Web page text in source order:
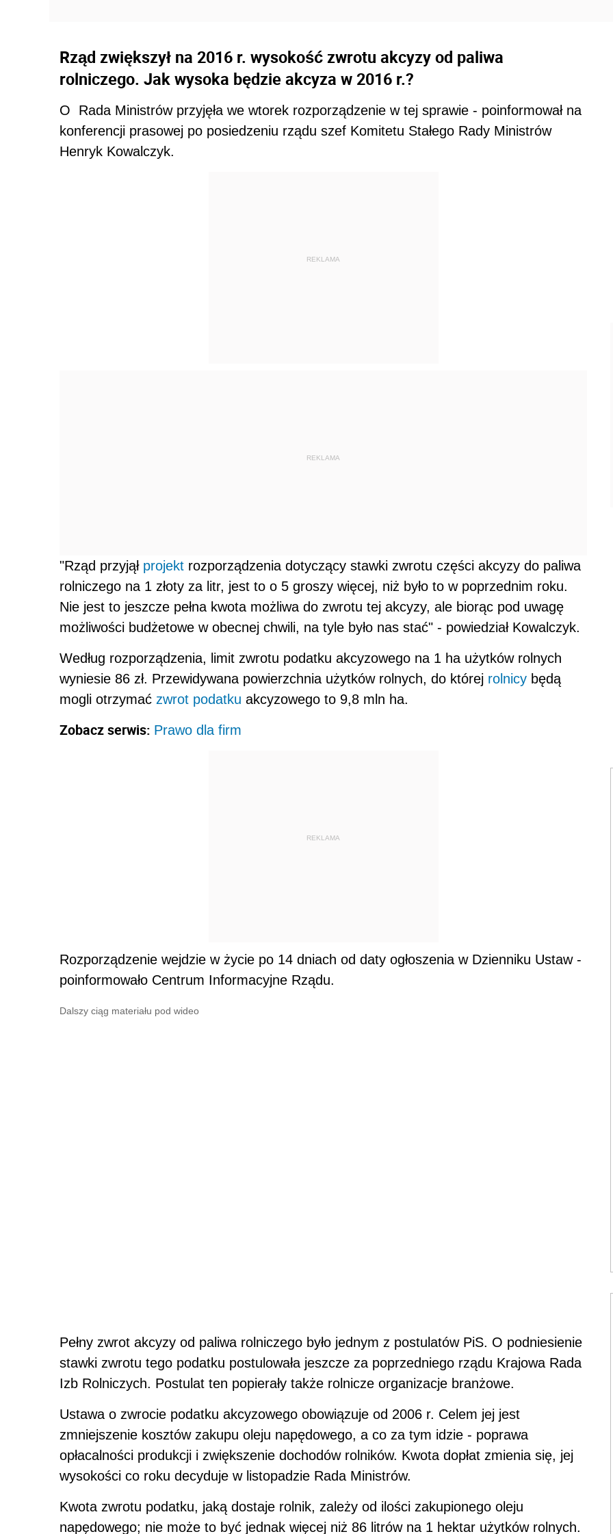
Rząd zwiększył na 2016 r. wysokość zwrotu akcyzy od paliwa
rolniczego. Jak wysoka będzie akcyza w 2016 r.?
O Rada Ministrów przyjęła we wtorek rozporządzenie w tej sprawie - poinformował na
konferencji prasowej po posiedzeniu rządu szef Komitetu Stałego Rady Ministrów
Henryk Kowalczyk.
REKLAMA
REKLAMA
"Rząd przyjął projekt rozporządzenia dotyczący stawki zwrotu części akcyzy do paliwa
rolniczego na 1 złoty za litr, jest to o 5 groszy więcej, niż było to w poprzednim roku.
Nie jest to jeszcze pełna kwota możliwa do zwrotu tej akcyzy, ale biorąc pod uwagę
możliwości budżetowe w obecnej chwili, na tyle było nas stać" - powiedział Kowalczyk.
Według rozporządzenia, limit zwrotu podatku akcyzowego na 1 ha użytków rolnych
wyniesie 86 zł. Przewidywana powierzchnia użytków rolnych, do której rolnicy będą
mogli otrzymać zwrot podatku akcyzowego to 9,8 mln ha.
Zobacz serwis: Prawo dla firm
REKLAMA
Rozporządzenie wejdzie w życie po 14 dniach od daty ogłoszenia w Dzienniku Ustaw -
poinformowało Centrum Informacyjne Rządu.
Dalszy ciąg materiału pod wideo
Pełny zwrot akcyzy od paliwa rolniczego było jednym z postulatów PiS. O podniesienie
stawki zwrotu tego podatku postulowała jeszcze za poprzedniego rządu Krajowa Rada
Izb Rolniczych. Postulat ten popierały także rolnicze organizacje branżowe.
Ustawa o zwrocie podatku akcyzowego obowiązuje od 2006 r. Celem jej jest
zmniejszenie kosztów zakupu oleju napędowego, a co za tym idzie - poprawa
opłacalności produkcji i zwiększenie dochodów rolników. Kwota dopłat zmienia się, jej
wysokości co roku decyduje w listopadzie Rada Ministrów.
Kwota zwrotu podatku, jaką dostaje rolnik, zależy od ilości zakupionego oleju
napędowego; nie może to być jednak więcej niż 86 litrów na 1 hektar użytków rolnych.